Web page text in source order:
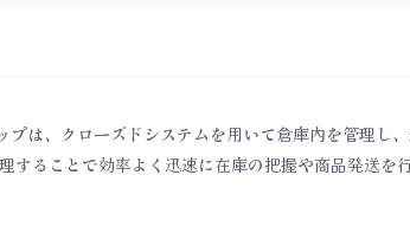
プは、クローズドシステムを用いて倉庫内を管理し
することで効率よく迅速に在庫の把握や商品発送を行